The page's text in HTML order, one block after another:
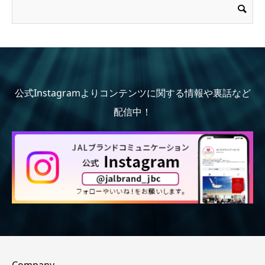
公式Instagramよりコンテンツに関する情報や裏話など
配信中！